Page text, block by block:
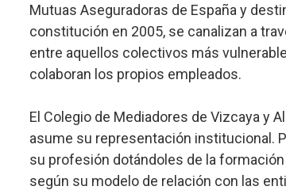
Mutuas Aseguradoras de España y
constitución en 2005, se canalizan a
entre aquellos colectivos más
colaboran los propios empleados.
El Colegio de Mediadores de Vizcaya y
asume su representación institucional.
su profesión dotándoles de la
según su modelo de relación con las